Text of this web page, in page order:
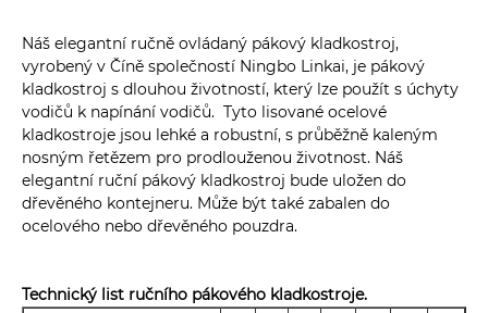
Náš elegantní ručně ovládaný pákový kladkostroj,
vyrobený v Číně společností Ningbo Linkai, je pákový
kladkostroj s dlouhou životností, který lze použít s úchyty
vodičů k napínání vodičů. Tyto lisované ocelové
kladkostroje jsou lehké a robustní, s průběžně kaleným
nosným řetězem pro prodlouženou životnost. Náš
elegantní ruční pákový kladkostroj bude uložen do
dřevěného kontejneru. Může být také zabalen do
ocelového nebo dřevěného pouzdra.
Technický list ručního pákového kladkostroje.